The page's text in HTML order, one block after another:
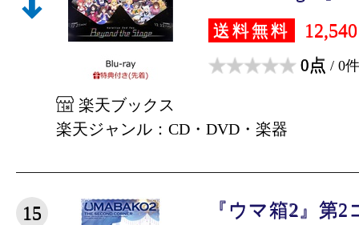
送料無料
0点 / 0件
楽天ブックス
楽天ジャンル：CD・DVD・楽器
15
『ウマ箱2』第